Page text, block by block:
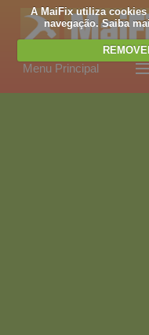
A MaiFix utiliza
navegação. Saiba
Menu Principal